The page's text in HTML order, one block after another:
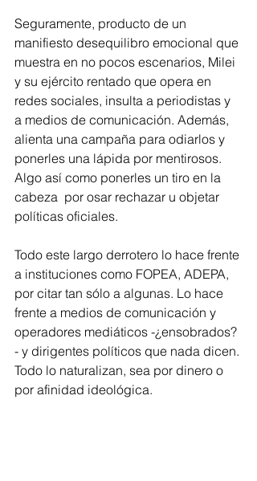
Seguramente, producto de un
manifiesto desequilibro emocional que
muestra en no pocos escenarios, Milei
y su ejército rentado que opera en
redes sociales, insulta a periodistas y
a medios de comunicación. Además,
alienta una campaña para odiarlos y
ponerles una lápida por mentirosos.
Algo así como ponerles un tiro en la
cabeza  por osar rechazar u objetar
políticas oficiales.
Todo este largo derrotero lo hace frente
a instituciones como FOPEA, ADEPA,
por citar tan sólo a algunas. Lo hace
frente a medios de comunicación y
operadores mediáticos -¿ensobrados?
- y dirigentes políticos que nada dicen.
Todo lo naturalizan, sea por dinero o
por afinidad ideológica.